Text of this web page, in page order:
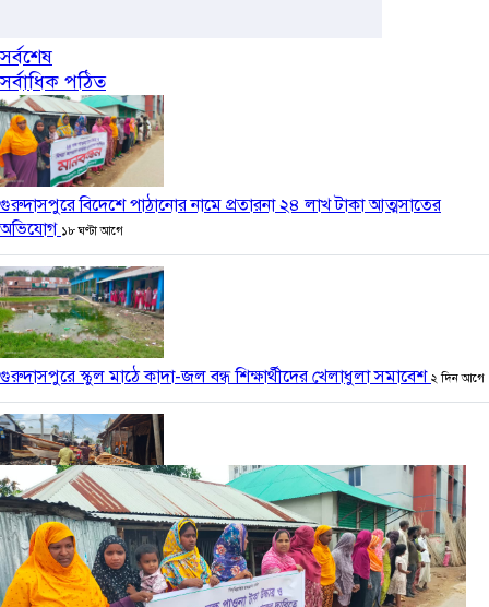
সর্বশেষ
সর্বাধিক পঠিত
গুরুদাসপুরে বিদেশে পাঠানোর নামে প্রতারনা ২৪ লাখ টাকা আত্মসাতের
অভিযোগ ১৮ ঘণ্টা আগে
গুরুদাসপুরে স্কুল মাঠে কাদা-জল বন্ধ শিক্ষার্থীদের খেলাধুলা সমাবেশ ২ দিন আগে
বর্ষার পানিতে টইটুম্বুর চলনবিলে বাড়ছে ডিঙি নৌকার চাহিদা৪ দিন আগে